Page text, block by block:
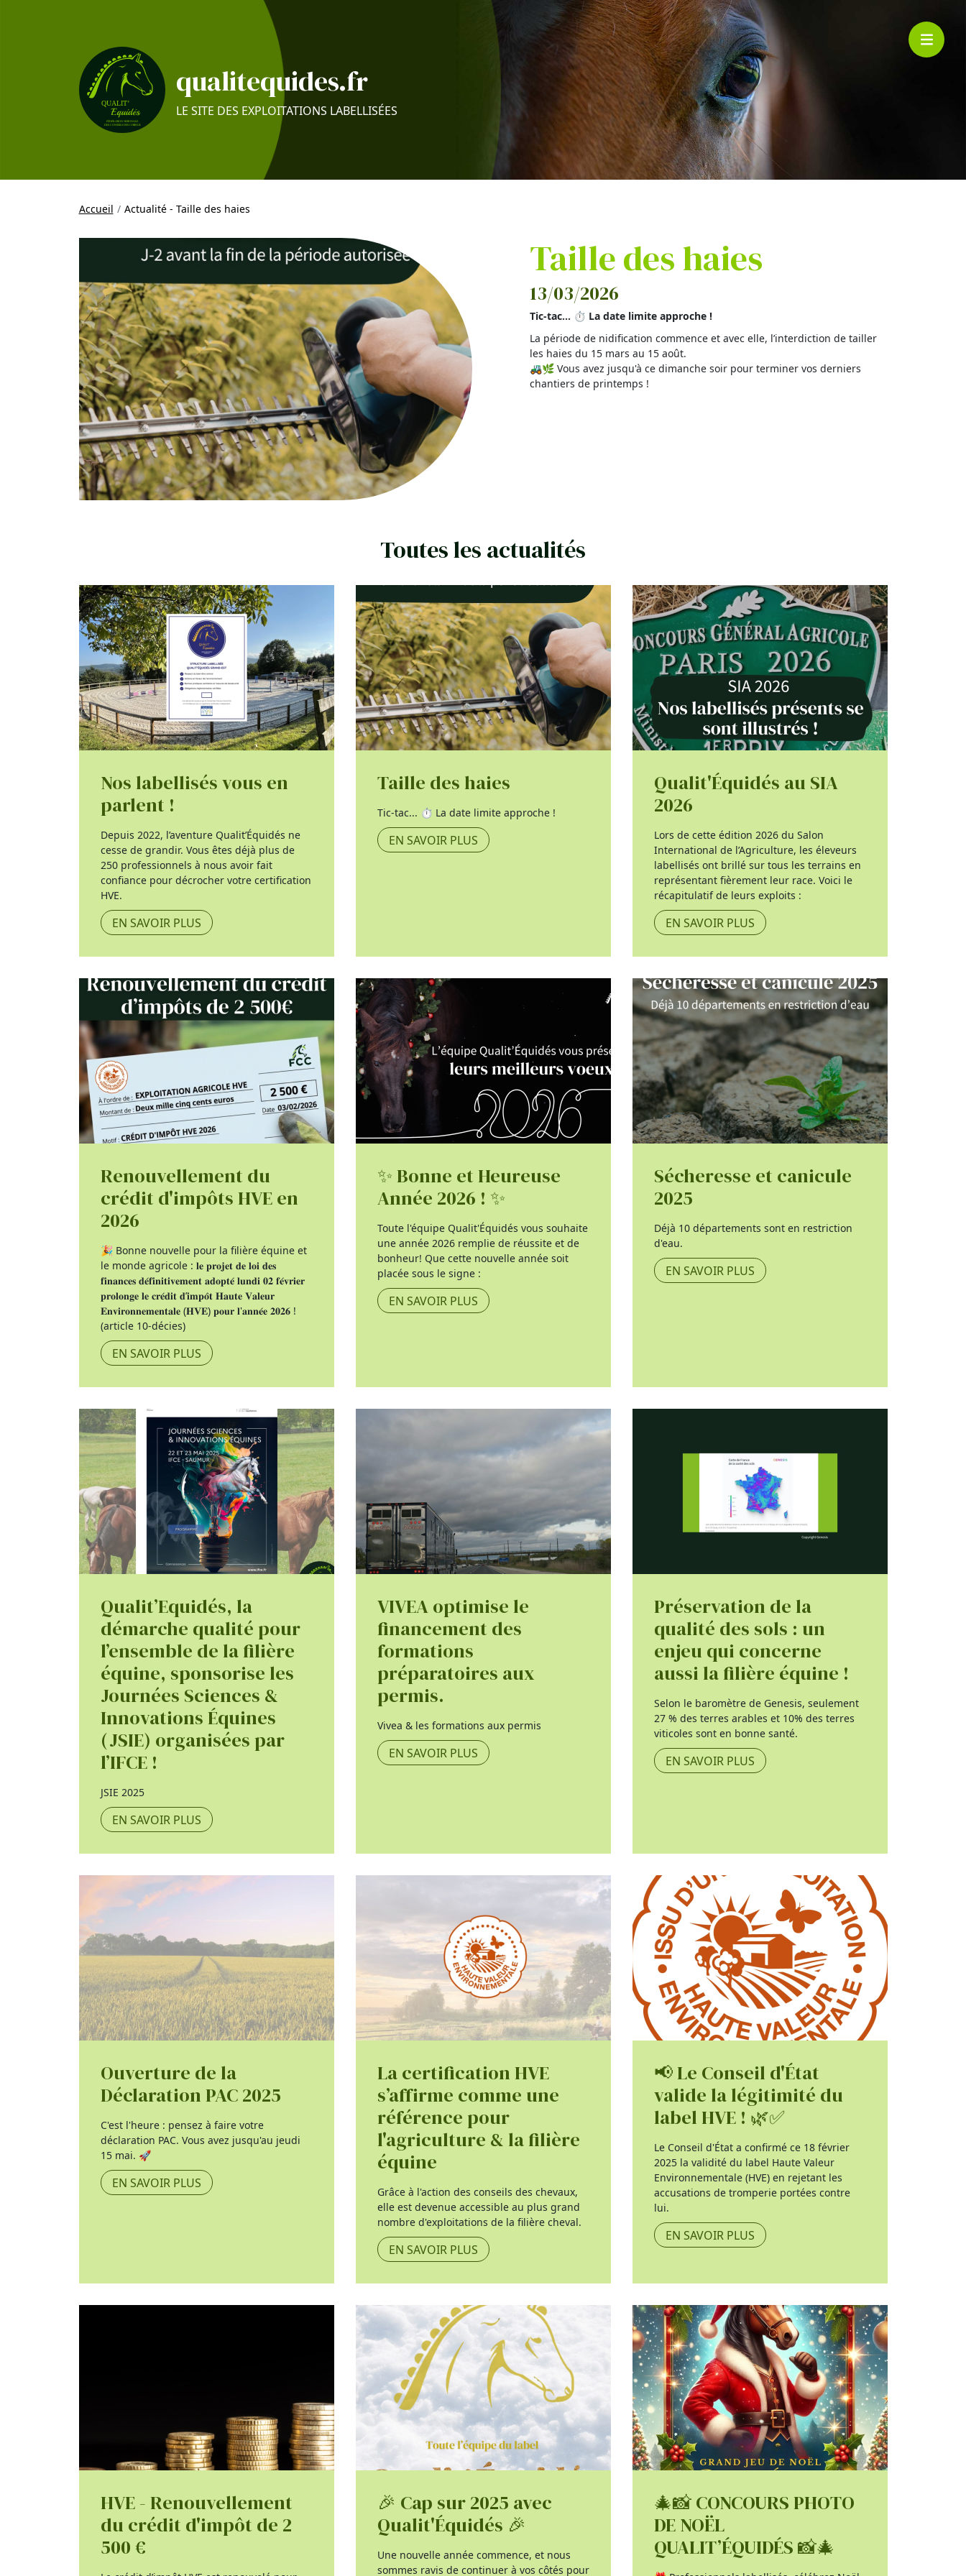
qualitequides.fr
LE SITE DES EXPLOITATIONS LABELLISÉES
Accueil Actualité - Taille des haies
Taille des haies
13/03/2026
Tic-tac... ⏱️ La date limite approche !
La période de nidification commence et avec elle, l’interdiction de tailler
les haies du 15 mars au 15 août.
🚜🌿 Vous avez jusqu'à ce dimanche soir pour terminer vos derniers
chantiers de printemps !
Toutes les actualités
Nos labellisés vous en
parlent !
Depuis 2022, l’aventure Qualit’Équidés ne
cesse de grandir. Vous êtes déjà plus de
250 professionnels à nous avoir fait
confiance pour décrocher votre certification
HVE.
EN SAVOIR PLUS
Taille des haies
Tic-tac... ⏱️ La date limite approche !
EN SAVOIR PLUS
Qualit'Équidés au SIA
2026
Lors de cette édition 2026 du Salon
International de l’Agriculture, les éleveurs
labellisés ont brillé sur tous les terrains en
représentant fièrement leur race. Voici le
récapitulatif de leurs exploits :
EN SAVOIR PLUS
Renouvellement du
crédit d'impôts HVE en
2026
🎉 Bonne nouvelle pour la filière équine et
le monde agricole : 𝐥𝐞 𝐩𝐫𝐨𝐣𝐞𝐭 𝐝𝐞 𝐥𝐨𝐢 𝐝𝐞𝐬
𝐟𝐢𝐧𝐚𝐧𝐜𝐞𝐬 𝐝𝐞́𝐟𝐢𝐧𝐢𝐭𝐢𝐯𝐞𝐦𝐞𝐧𝐭 𝐚𝐝𝐨𝐩𝐭𝐞́ 𝐥𝐮𝐧𝐝𝐢 𝟎𝟐 𝐟𝐞́𝐯𝐫𝐢𝐞𝐫
𝐩𝐫𝐨𝐥𝐨𝐧𝐠𝐞 𝐥𝐞 𝐜𝐫𝐞́𝐝𝐢𝐭 𝐝’𝐢𝐦𝐩𝐨̂𝐭 𝐇𝐚𝐮𝐭𝐞 𝐕𝐚𝐥𝐞𝐮𝐫
𝐄𝐧𝐯𝐢𝐫𝐨𝐧𝐧𝐞𝐦𝐞𝐧𝐭𝐚𝐥𝐞 (𝐇𝐕𝐄) 𝐩𝐨𝐮𝐫 𝐥'𝐚𝐧𝐧𝐞́𝐞 𝟐𝟎𝟐𝟔 !
(article 10-décies)
EN SAVOIR PLUS
✨ Bonne et Heureuse
Année 2026 ! ✨
Toute l'équipe Qualit'Équidés vous souhaite
une année 2026 remplie de réussite et de
bonheur! Que cette nouvelle année soit
placée sous le signe :
EN SAVOIR PLUS
Sécheresse et canicule
2025
Déjà 10 départements sont en restriction
d'eau.
EN SAVOIR PLUS
Qualit’Equidés, la
démarche qualité pour
l’ensemble de la filière
équine, sponsorise les
Journées Sciences &
Innovations Équines
(JSIE) organisées par
l’IFCE !
JSIE 2025
EN SAVOIR PLUS
VIVEA optimise le
financement des
formations
préparatoires aux
permis.
Vivea & les formations aux permis
EN SAVOIR PLUS
Préservation de la
qualité des sols : un
enjeu qui concerne
aussi la filière équine !
Selon le baromètre de Genesis, seulement
27 % des terres arables et 10% des terres
viticoles sont en bonne santé.
EN SAVOIR PLUS
Ouverture de la
Déclaration PAC 2025
C'est l'heure : pensez à faire votre
déclaration PAC. Vous avez jusqu'au jeudi
15 mai. 🚀
EN SAVOIR PLUS
La certification HVE
s’affirme comme une
référence pour
l'agriculture & la filière
équine
Grâce à l'action des conseils des chevaux,
elle est devenue accessible au plus grand
nombre d'exploitations de la filière cheval.
EN SAVOIR PLUS
📢 Le Conseil d'État
valide la légitimité du
label HVE ! 🌿✅
Le Conseil d'État a confirmé ce 18 février
2025 la validité du label Haute Valeur
Environnementale (HVE) en rejetant les
accusations de tromperie portées contre
lui.
EN SAVOIR PLUS
HVE - Renouvellement
du crédit d'impôt de 2
500 €
🎉 Cap sur 2025 avec
Qualit'Équidés 🎉
Une nouvelle année commence, et nous
sommes ravis de continuer à vos côtés pour
🎄📸 CONCOURS PHOTO
DE NOËL
QUALIT’ÉQUIDÉS 📸🎄